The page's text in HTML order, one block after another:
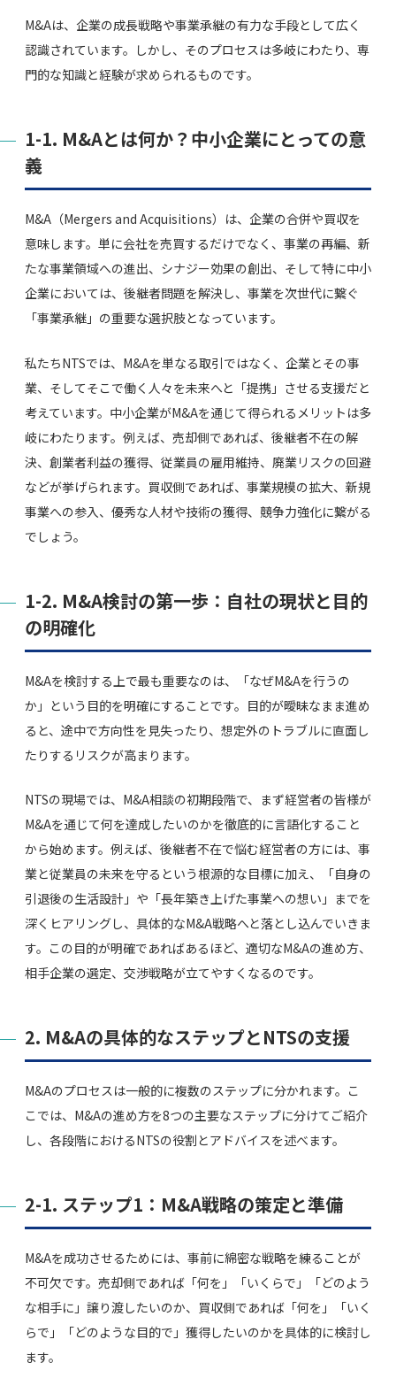
M&Aは、企業の成長戦略や事業承継の有力な手段として広く
認識されています。しかし、そのプロセスは多岐にわたり、専
門的な知識と経験が求められるものです。
1-1. M&Aとは何か？中小企業にとっての意
義
M&A（Mergers and Acquisitions）は、企業の合併や買収を
意味します。単に会社を売買するだけでなく、事業の再編、新
たな事業領域への進出、シナジー効果の創出、そして特に中小
企業においては、後継者問題を解決し、事業を次世代に繋ぐ
「事業承継」の重要な選択肢となっています。
私たちNTSでは、M&Aを単なる取引ではなく、企業とその事
業、そしてそこで働く人々を未来へと「提携」させる支援だと
考えています。中小企業がM&Aを通じて得られるメリットは多
岐にわたります。例えば、売却側であれば、後継者不在の解
決、創業者利益の獲得、従業員の雇用維持、廃業リスクの回避
などが挙げられます。買収側であれば、事業規模の拡大、新規
事業への参入、優秀な人材や技術の獲得、競争力強化に繋がる
でしょう。
1-2. M&A検討の第一歩：自社の現状と目的
の明確化
M&Aを検討する上で最も重要なのは、「なぜM&Aを行うの
か」という目的を明確にすることです。目的が曖昧なまま進め
ると、途中で方向性を見失ったり、想定外のトラブルに直面し
たりするリスクが高まります。
NTSの現場では、M&A相談の初期段階で、まず経営者の皆様が
M&Aを通じて何を達成したいのかを徹底的に言語化すること
から始めます。例えば、後継者不在で悩む経営者の方には、事
業と従業員の未来を守るという根源的な目標に加え、「自身の
引退後の生活設計」や「長年築き上げた事業への想い」までを
深くヒアリングし、具体的なM&A戦略へと落とし込んでいきま
す。この目的が明確であればあるほど、適切なM&Aの進め方、
相手企業の選定、交渉戦略が立てやすくなるのです。
2. M&Aの具体的なステップとNTSの支援
M&Aのプロセスは一般的に複数のステップに分かれます。こ
こでは、M&Aの進め方を8つの主要なステップに分けてご紹介
し、各段階におけるNTSの役割とアドバイスを述べます。
2-1. ステップ1：M&A戦略の策定と準備
M&Aを成功させるためには、事前に綿密な戦略を練ることが
不可欠です。売却側であれば「何を」「いくらで」「どのよう
な相手に」譲り渡したいのか、買収側であれば「何を」「いく
らで」「どのような目的で」獲得したいのかを具体的に検討し
ます。